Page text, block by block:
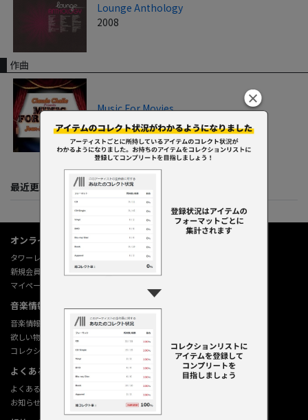
Lounge Anthology
2008
作曲
Music For Movies
2011
最近更新してくれた人たち
オンラインショップ情報
タワーレコード オンライン
新規会員登録
マイページ
音楽情報データベース
音楽情報データベース
欲しい物リストの使い方
コレクション機能の使い方
よくあるご質問 (Q&A)
よくあるご質問 (Q&A)
お知らせ